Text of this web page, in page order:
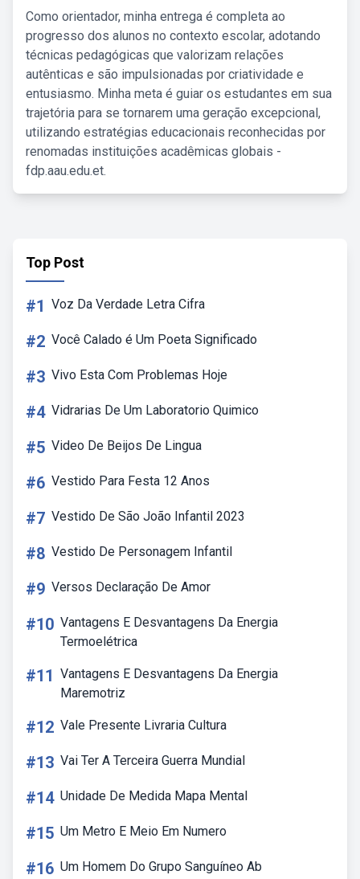
Como orientador, minha entrega é completa ao
progresso dos alunos no contexto escolar, adotando
técnicas pedagógicas que valorizam relações
autênticas e são impulsionadas por criatividade e
entusiasmo. Minha meta é guiar os estudantes em sua
trajetória para se tornarem uma geração excepcional,
utilizando estratégias educacionais reconhecidas por
renomadas instituições acadêmicas globais -
fdp.aau.edu.et.
Top Post
#1 Voz Da Verdade Letra Cifra
#2 Você Calado é Um Poeta Significado
#3 Vivo Esta Com Problemas Hoje
#4 Vidrarias De Um Laboratorio Quimico
#5 Video De Beijos De Lingua
#6 Vestido Para Festa 12 Anos
#7 Vestido De São João Infantil 2023
#8 Vestido De Personagem Infantil
#9 Versos Declaração De Amor
#10 Vantagens E Desvantagens Da Energia
Termoelétrica
#11 Vantagens E Desvantagens Da Energia
Maremotriz
#12 Vale Presente Livraria Cultura
#13 Vai Ter A Terceira Guerra Mundial
#14 Unidade De Medida Mapa Mental
#15 Um Metro E Meio Em Numero
#16 Um Homem Do Grupo Sanguíneo Ab